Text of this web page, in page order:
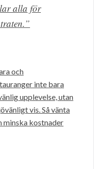
alla för
och
inte bara
upplevelse, utan
vis. Så vänta
minska kostnader